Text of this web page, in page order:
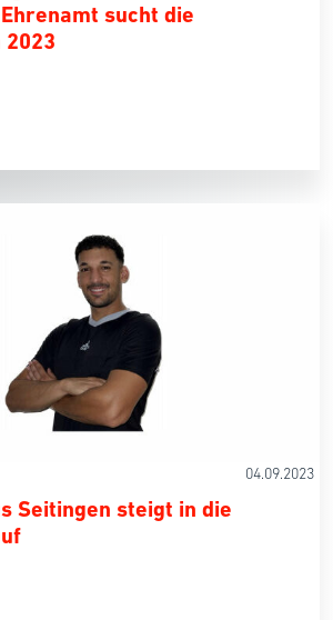
sucht die
2023
04.09.2023
Seitingen steigt in die